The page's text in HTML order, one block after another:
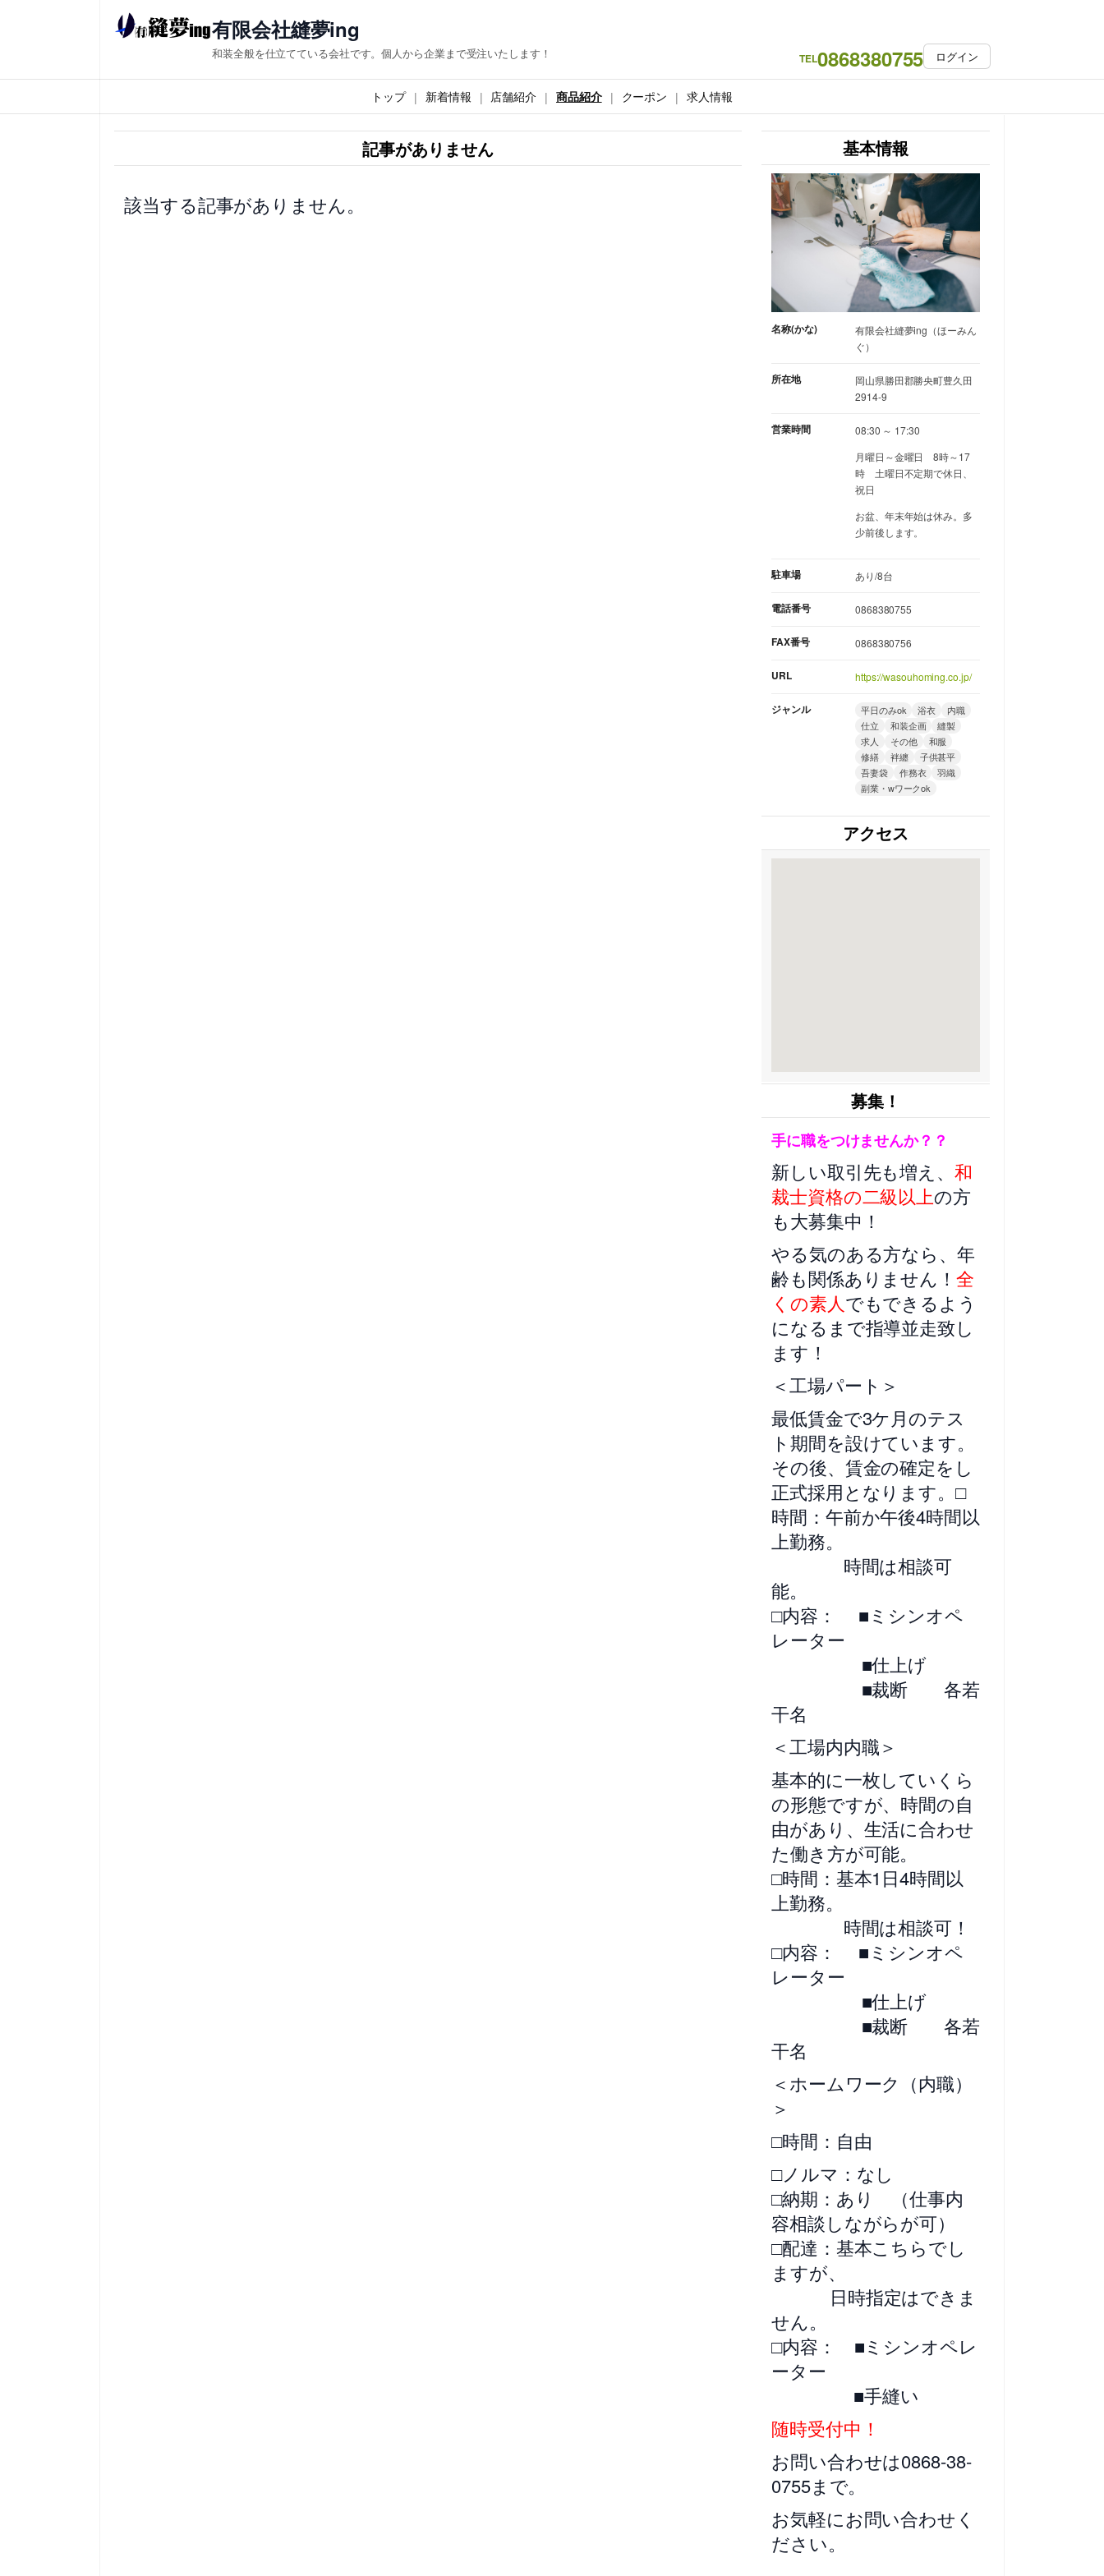
ス
キ
有限会社縫夢ing
和装全般を仕立てている会社です。個人から企業まで受注いたします！ TEL0868380755 ログイン
トップ 新着情報 店舗紹介 商品紹介 クーポン 求人情報
記事がありません
該当する記事がありません。
基本情報
名称(かな)
有限会社縫夢ing（ほーみん
ぐ）
所在地
岡山県勝田郡勝央町豊久田
2914-9
営業時間
08:30 ～ 17:30
月曜日～金曜日 8時～17
時 土曜日不定期で休日、
祝日
お盆、年末年始は休み。多
少前後します。
駐車場 あり/8台
電話番号 0868380755
FAX番号 0868380756
URL https://wasouhoming.co.jp/
ジャンル 平日のみok 浴衣
内職
仕立
和装企画
縫製
求人
その他
和服
修繕
袢纏
子供甚平
吾妻袋
作務衣
羽織
副業・wワークok
アクセス
募集！
手に職をつけませんか？？
新しい取引先も増え、 和
裁士資格の二級以上の方
も大募集中！
やる気のある方なら、年
齢も関係ありません！ 全
くの素人でもできるよう
になるまで指導並走致し
ます！
＜工場パート＞
最低賃金で3ケ月のテス
ト期間を設けています。
その後、賃金の確定をし
正式採用となります。□
時間：午前か午後4時間以
上勤務。
時間は相談可
能。
□内容： ■ミシンオペ
レーター
■仕上げ
■裁断 各若
干名
＜工場内内職＞
基本的に一枚していくら
の形態ですが、時間の自
由があり、生活に合わせ
た働き方が可能。
□時間：基本1日4時間以
上勤務。
時間は相談可！
□内容： ■ミシンオペ
レーター
■仕上げ
■裁断 各若
干名
＜ホームワーク（内職）
＞
□時間：自由
□ノルマ：なし
□納期：あり （仕事内
容相談しながらが可）
□配達：基本こちらでし
ますが、
日時指定はできま
せん。
□内容： ■ミシンオペレ
ーター
■手縫い
随時受付中！
お問い合わせは0868-38-
0755まで。
お気軽にお問い合わせく
ださい。